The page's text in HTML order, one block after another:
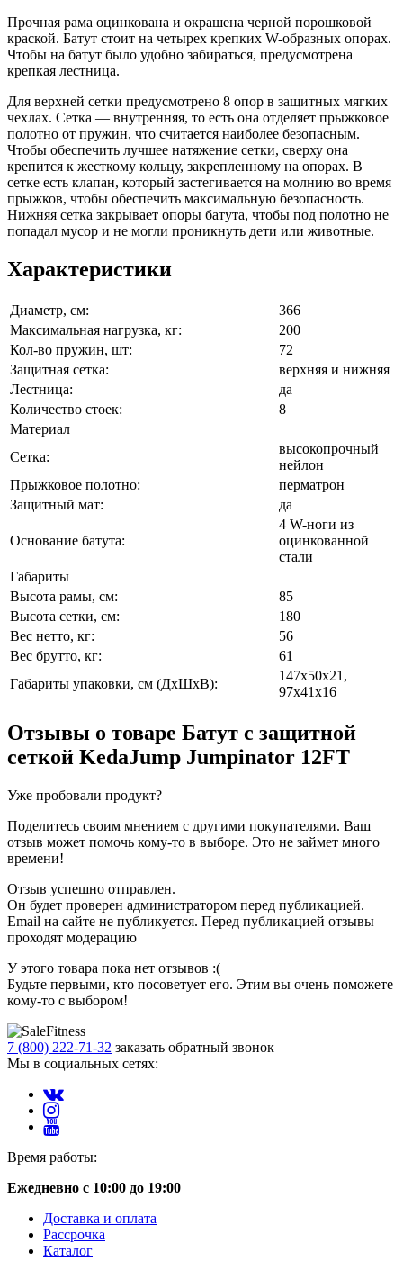
Прочная рама оцинкована и окрашена черной порошковой
краской. Батут стоит на четырех крепких W-образных опорах.
Чтобы на батут было удобно забираться, предусмотрена
крепкая лестница.
Для верхней сетки предусмотрено 8 опор в защитных мягких
чехлах. Сетка — внутренняя, то есть она отделяет прыжковое
полотно от пружин, что считается наиболее безопасным.
Чтобы обеспечить лучшее натяжение сетки, сверху она
крепится к жесткому кольцу, закрепленному на опорах. В
сетке есть клапан, который застегивается на молнию во время
прыжков, чтобы обеспечить максимальную безопасность.
Нижняя сетка закрывает опоры батута, чтобы под полотно не
попадал мусор и не могли проникнуть дети или животные.
Характеристики
Диаметр, см:
366
Максимальная нагрузка, кг:
200
Кол-во пружин, шт:
72
Защитная сетка:
верхняя и нижняя
Лестница:
да
Количество стоек:
8
Материал
Сетка:
высокопрочный
нейлон
Прыжковое полотно:
перматрон
Защитный мат:
да
Основание батута:
4 W-ноги из
оцинкованной
стали
Габариты
Высота рамы, см:
85
Высота сетки, см:
180
Вес нетто, кг:
56
Вес брутто, кг:
61
Габариты упаковки, см (ДхШхВ):
147х50х21,
97х41х16
Отзывы о товаре Батут с защитной
сеткой KedaJump Jumpinator 12FT
Уже пробовали продукт?
Поделитесь своим мнением с другими покупателями. Ваш
отзыв может помочь кому-то в выборе. Это не займет много
времени!
Отзыв успешно отправлен.
Он будет проверен администратором перед публикацией.
Email на сайте не публикуется. Перед публикацией отзывы
проходят модерацию
У этого товара пока нет отзывов :(
Будьте первыми, кто посоветует его. Этим вы очень поможете
кому-то с выбором!
7 (800) 222-71-32 заказать обратный звонок
Мы в социальных сетях:
Время работы:
Ежедневно с 10:00 до 19:00
Доставка и оплата
Рассрочка
Каталог